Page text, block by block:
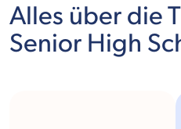
Alles über die
Senior High